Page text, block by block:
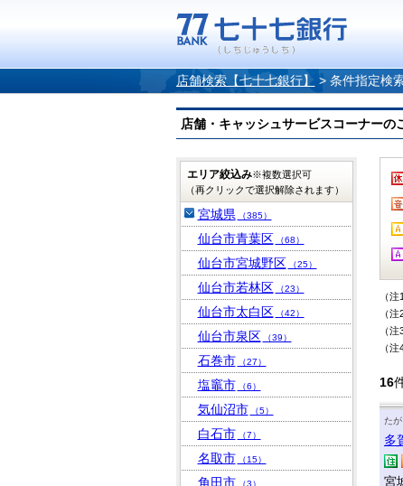
店舗検索【七十七銀行】 > 条件指定検
店舗・キャッシュサービスコーナー
（
（
（
（
16
たが
多
宮
エリア絞込み※複数選択可
（再クリックで選択解除されます）
宮城県 （385）
仙台市青葉区 （68）
仙台市宮城野区 （25）
仙台市若林区 （23）
仙台市太白区 （42）
仙台市泉区 （39）
石巻市 （27）
塩竈市 （6）
気仙沼市 （5）
白石市 （7）
名取市 （15）
角田市 （3）